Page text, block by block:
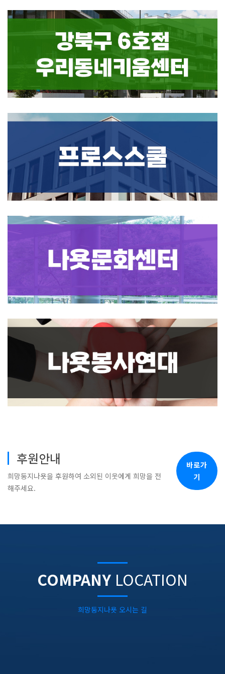
후원안내
희망둥지나욧을 후원하여 소외된 이웃에게 희망을 전
해주세요.
바로가
기
COMPANY LOCATION
희망둥지나욧 오시는 길